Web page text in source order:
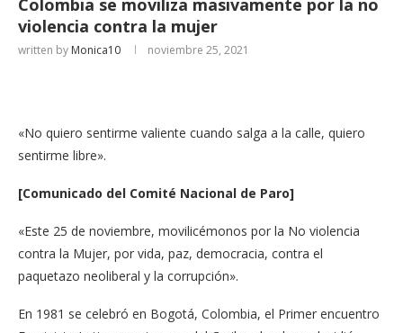
Colombia se moviliza masivamente por la no
violencia contra la mujer
written by Monica10 noviembre 25, 2021
«No quiero sentirme valiente cuando salga a la calle, quiero
sentirme libre».
[Comunicado del Comité Nacional de Paro]
«Este 25 de noviembre, movilicémonos por la No violencia
contra la Mujer, por vida, paz, democracia, contra el
paquetazo neoliberal y la corrupción».
En 1981 se celebró en Bogotá, Colombia, el Primer encuentro